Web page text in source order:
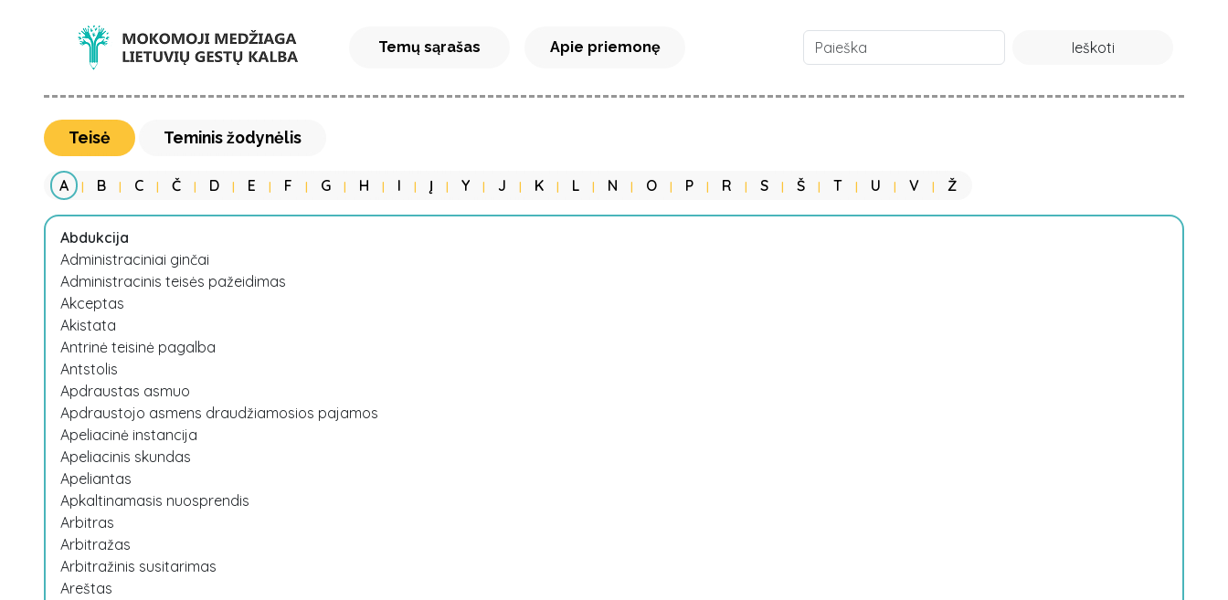
Temų sąrašas Apie priemonę Ieškoti
Teisė Teminis žodynėlis
A | B | C | Č | D | E | F | G | H | I | Į | Y | J | K | L | N | O | P | R | S | Š | T | U | V | Ž
Abdukcija
Administraciniai ginčai
Administracinis teisės pažeidimas
Akceptas
Akistata
Antrinė teisinė pagalba
Antstolis
Apdraustas asmuo
Apdraustojo asmens draudžiamosios pajamos
Apeliacinė instancija
Apeliacinis skundas
Apeliantas
Apkaltinamasis nuosprendis
Arbitras
Arbitražas
Arbitražinis susitarimas
Areštas